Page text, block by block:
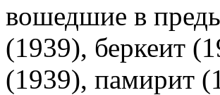
вошедшие в
(1939), беркеит
(1939), памирит